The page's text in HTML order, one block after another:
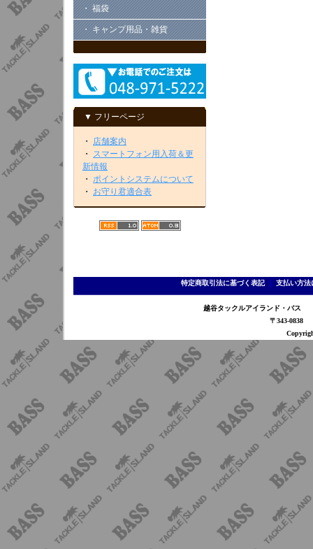
・ 福袋
・ キャンプ用品・雑貨
▼ フリーページ
・ 店舗案内
・ スマートフォン用入荷＆更
新情報
・ ポイントシステムについて
・ お守り君適合表
特定商取引法に基づく表記｜ 支払い方法
越谷タックルアイランド・バ
〒343-0838